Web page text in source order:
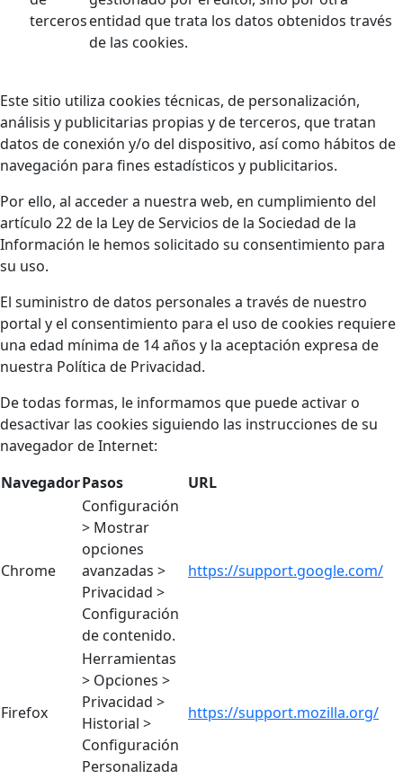
tercerosentidad que trata los datos obtenidos través
de las cookies.
Este sitio utiliza cookies técnicas, de personalización,
análisis y publicitarias propias y de terceros, que tratan
datos de conexión y/o del dispositivo, así como hábitos de
navegación para fines estadísticos y publicitarios.
Por ello, al acceder a nuestra web, en cumplimiento del
artículo 22 de la Ley de Servicios de la Sociedad de la
Información le hemos solicitado su consentimiento para
su uso.
El suministro de datos personales a través de nuestro
portal y el consentimiento para el uso de cookies requiere
una edad mínima de 14 años y la aceptación expresa de
nuestra Política de Privacidad.
De todas formas, le informamos que puede activar o
desactivar las cookies siguiendo las instrucciones de su
navegador de Internet:
NavegadorPasos URL
Chrome
Configuración
> Mostrar
opciones
avanzadas >
Privacidad >
Configuración
de contenido.
https://support.google.com/
Firefox
Herramientas
> Opciones >
Privacidad >
Historial >
Configuración
Personalizada
https://support.mozilla.org/